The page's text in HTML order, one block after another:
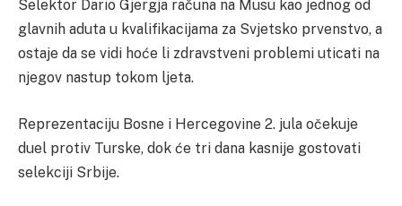
Selektor Dario Gjergja računa na Musu kao jednog od
glavnih aduta u kvalifikacijama za Svjetsko prvenstvo, a
ostaje da se vidi hoće li zdravstveni problemi uticati na
njegov nastup tokom ljeta.
Reprezentaciju Bosne i Hercegovine 2. jula očekuje
duel protiv Turske, dok će tri dana kasnije gostovati
selekciji Srbije.